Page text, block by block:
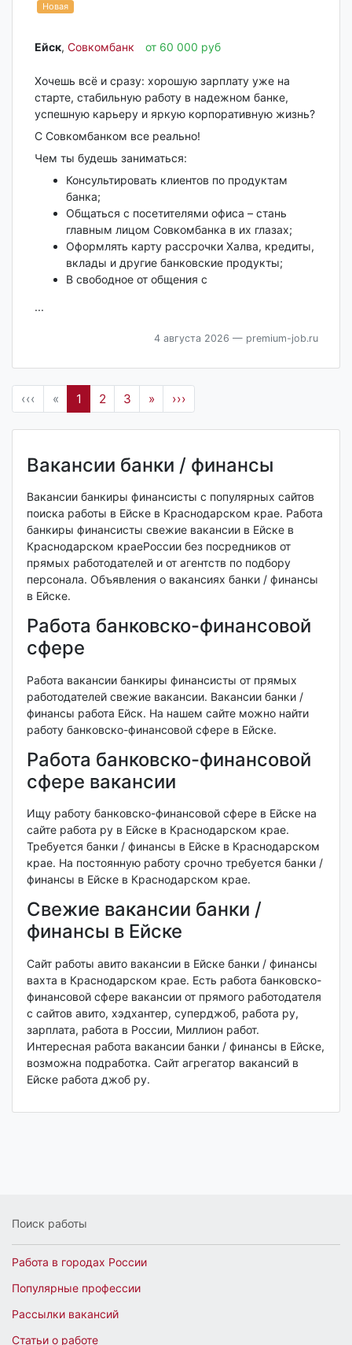
Новая
Ейск‎, Совкомбанк от 60 000 руб
Хочешь всё и сразу: хорошую зарплату уже на
старте, стабильную работу в надежном банке,
успешную карьеру и яркую корпоративную жизнь?
С Совкомбанком все реально!
Чем ты будешь заниматься:
Консультировать клиентов по продуктам
банка;
Общаться с посетителями офиса – стань
главным лицом Совкомбанка в их глазах;
Оформлять карту рассрочки Халва, кредиты,
вклады и другие банковские продукты;
В свободное от общения с
...
4 августа 2026 — premium-job.ru
‹‹‹ « 1 2 3 » ›››
Вакансии банки / финансы
Вакансии банкиры финансисты с популярных сайтов
поиска работы в Ейске в Краснодарском крае. Работа
банкиры финансисты свежие вакансии в Ейске в
Краснодарском краеРоссии без посредников от
прямых работодателей и от агентств по подбору
персонала. Объявления о вакансиях банки / финансы
в Ейске.
Работа банковско-финансовой
сфере
Работа вакансии банкиры финансисты от прямых
работодателей свежие вакансии. Вакансии банки /
финансы работа Ейск. На нашем сайте можно найти
работу банковско-финансовой сфере в Ейске.
Работа банковско-финансовой
сфере вакансии
Ищу работу банковско-финансовой сфере в Ейске на
сайте работа ру в Ейске в Краснодарском крае.
Требуется банки / финансы в Ейске в Краснодарском
крае. На постоянную работу срочно требуется банки /
финансы в Ейске в Краснодарском крае.
Свежие вакансии банки /
финансы в Ейске
Сайт работы авито вакансии в Ейске банки / финансы
вахта в Краснодарском крае. Есть работа банковско-
финансовой сфере вакансии от прямого работодателя
с сайтов авито, хэдхантер, суперджоб, работа ру,
зарплата, работа в России, Миллион работ.
Интересная работа вакансии банки / финансы в Ейске,
возможна подработка. Сайт агрегатор вакансий в
Ейске работа джоб ру.
Поиск работы
Работа в городах России
Популярные профессии
Рассылки вакансий
Статьи о работе